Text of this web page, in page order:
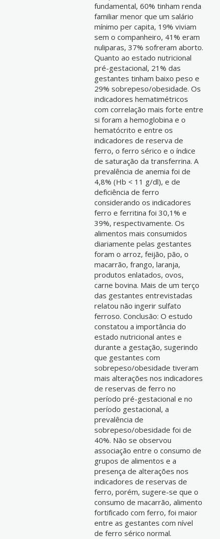
fundamental, 60% tinham renda
familiar menor que um salário
mínimo per capita, 19% viviam
sem o companheiro, 41% eram
nuliparas, 37% sofreram aborto.
Quanto ao estado nutricional
pré-gestacional, 21% das
gestantes tinham baixo peso e
29% sobrepeso/obesidade. Os
indicadores hematimétricos
com correlação mais forte entre
si foram a hemoglobina e o
hematócrito e entre os
indicadores de reserva de
ferro, o ferro sérico e o índice
de saturação da transferrina. A
prevalência de anemia foi de
4,8% (Hb < 11 g/dl), e de
deficiência de ferro
considerando os indicadores
ferro e ferritina foi 30,1% e
39%, respectivamente. Os
alimentos mais consumidos
diariamente pelas gestantes
foram o arroz, feijão, pão, o
macarrão, frango, laranja,
produtos enlatados, ovos,
carne bovina. Mais de um terço
das gestantes entrevistadas
relatou não ingerir sulfato
ferroso. Conclusão: O estudo
constatou a importância do
estado nutricional antes e
durante a gestação, sugerindo
que gestantes com
sobrepeso/obesidade tiveram
mais alterações nos indicadores
de reservas de ferro no
período pré-gestacional e no
período gestacional, a
prevalência de
sobrepeso/obesidade foi de
40%. Não se observou
associação entre o consumo de
grupos de alimentos e a
presença de alterações nos
indicadores de reservas de
ferro, porém, sugere-se que o
consumo de macarrão, alimento
fortificado com ferro, foi maior
entre as gestantes com nível
de ferro sérico normal.